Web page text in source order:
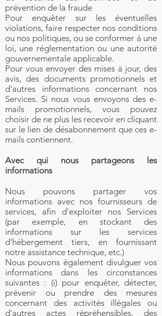
prévention de la fraude
Pour enquêter sur les éventuelles
violations, faire respecter nos conditions
ou nos politiques, ou se conformer à une
loi, une réglementation ou une autorité
gouvernementale applicable.
Pour vous envoyer des mises à jour, des
avis, des documents promotionnels et
d'autres informations concernant nos
Services. Si nous vous envoyons des e-
mails promotionnels, vous pouvez
choisir de ne plus les recevoir en cliquant
sur le lien de désabonnement que ces e-
mails contiennent.
Avec qui nous partageons les
informations
Nous pouvons partager vos
informations avec nos fournisseurs de
services, afin d'exploiter nos Services
(par exemple, en stockant des
informations sur les services
d'hébergement tiers, en fournissant
notre assistance technique, etc.)
Nous pouvons également divulguer vos
informations dans les circonstances
suivantes : (i) pour enquêter, détecter,
prévenir ou prendre des mesures
concernant des activités illégales ou
d'autres actes répréhensibles, des